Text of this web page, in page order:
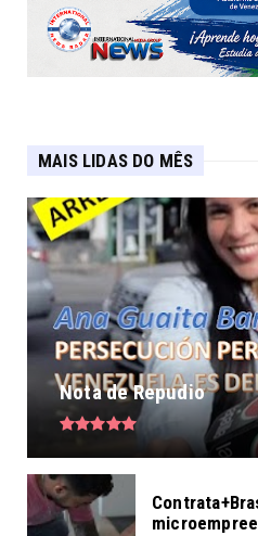
MAIS LIDAS DO MÊS
Nota de Repudio